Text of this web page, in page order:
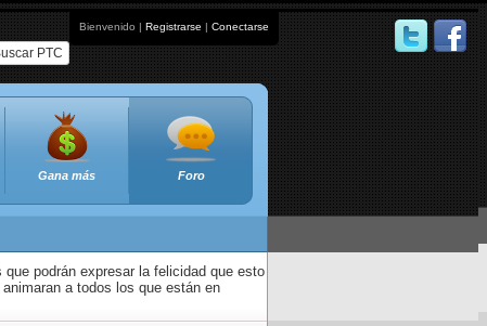
Bienvenido | Registrarse | Conectarse
PTC
Gana más Foro
que podrán expresar la felicidad que esto
a todos los que están en